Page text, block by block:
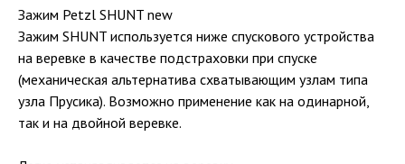
Зажим Petzl SHUNT new
Зажим SHUNT используется ниже спускового устройства
на веревке в качестве подстраховки при спуске
(механическая альтернатива схватывающим узлам типа
узла Прусика). Возможно применение как на одинарной,
так и на двойной веревке.